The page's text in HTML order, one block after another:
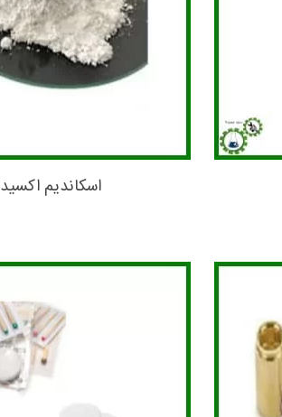
اسکاندیم اکسید